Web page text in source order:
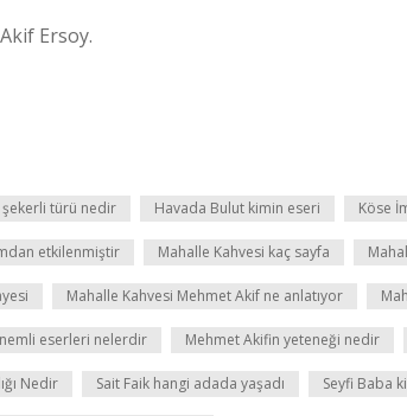
Ersoy.
şekerli türü nedir Havada Bulut kimin eseri Köse
etkilenmiştir Mahalle Kahvesi kaç sayfa
Mahalle Kahvesi Mehmet Akif ne anlatıyor
eserleri nelerdir Mehmet Akifin yeteneği nedir
Nedir Sait Faik hangi adada yaşadı Seyfi Baba